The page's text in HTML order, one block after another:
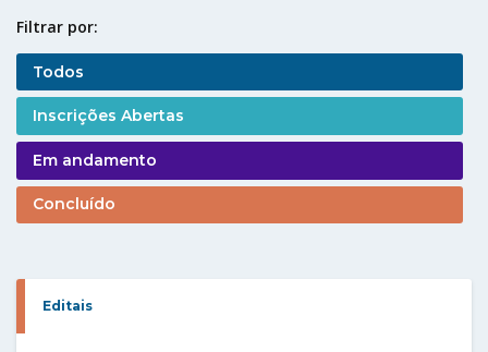
Filtrar por:
Todos
Inscrições Abertas
Em andamento
Concluído
Editais